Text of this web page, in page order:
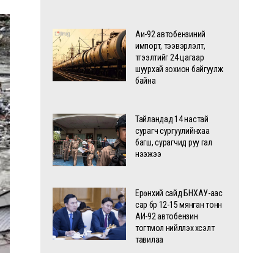
Аи-92 автобензиний
импорт, тээвэрлэлт,
түгээлтийг 24 цагаар
шуурхай зохион байгуулж
байна
Тайландад 14 настай
сурагч сургуулийнхаа
багш, сурагчид руу гал
нээжээ
Ерөнхий сайд БНХАУ-аас
сар бүр 12-15 мянган тонн
АИ-92 автобензин
тогтмол нийлүүлэх хүсэлт
тавилаа